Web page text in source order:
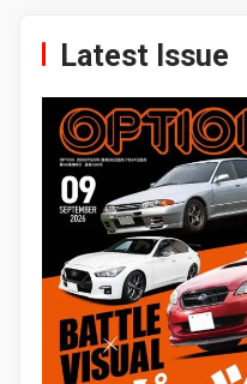
Latest Issue